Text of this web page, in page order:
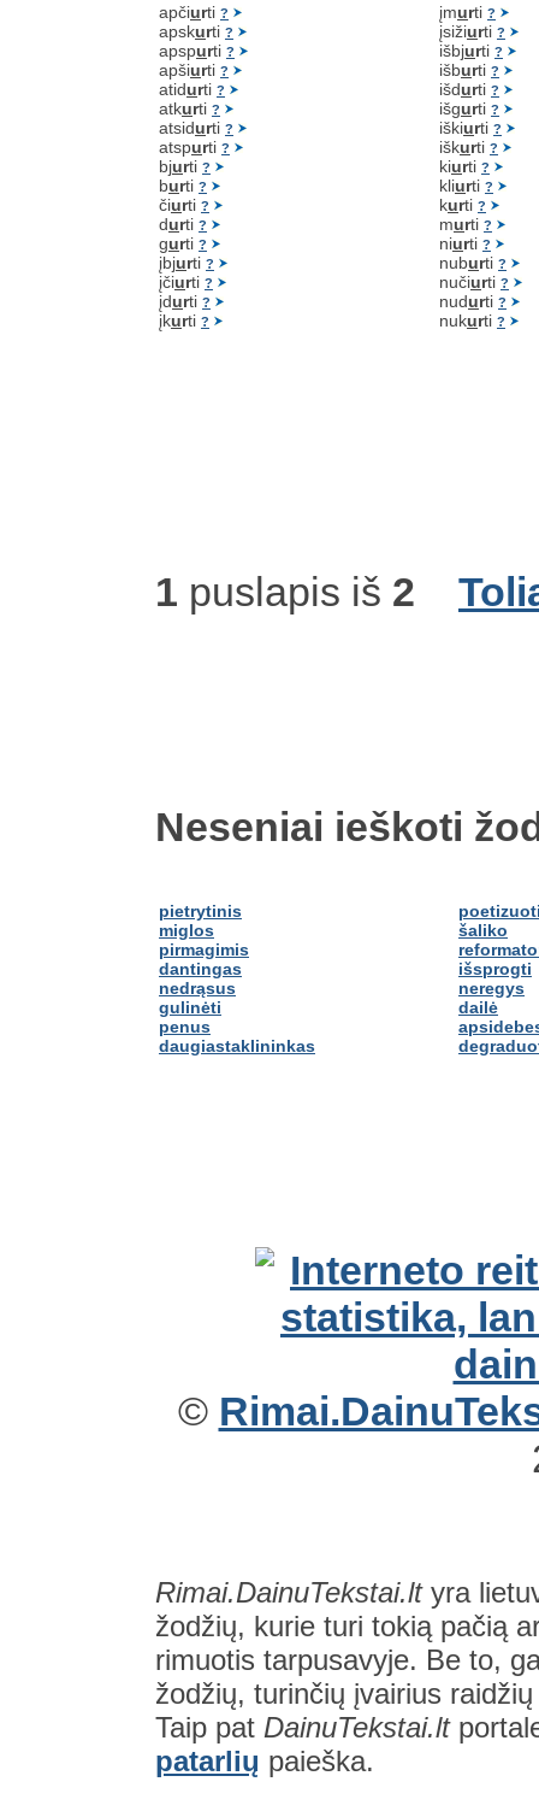
apčiurti ?
apskurti ?
apspurti ?
apšiurti ?
atidurti ?
atkurti ?
atsidurti ?
atspurti ?
bjurti ?
burti ?
čiurti ?
durti ?
gurti ?
įbjurti ?
įčiurti ?
įdurti ?
įkurti ?
įmurti ?
įsižiurti ?
išbjurti ?
išburti ?
išdurti ?
išgurti ?
iškiurti ?
iškurti ?
kiurti ?
kliurti ?
kurti ?
murti ?
niurti ?
nuburti ?
nučiurti ?
nudurti ?
nukurti ?
1 puslapis iš 2
Neseniai ieškoti
pietrytinis
miglos
pirmagimis
dantingas
nedrąsus
gulinėti
penus
daugiastaklininkas
šaliko
išsprogti
neregys
dailė
©
Rimai.DainuTekstai.ltyra
žodžių, kurie turi tokią pačią
rimuotis tarpusavyje. Be to,
žodžių, turinčių įvairius
Taip pat DainuTekstai.lt
patarlių paieška.